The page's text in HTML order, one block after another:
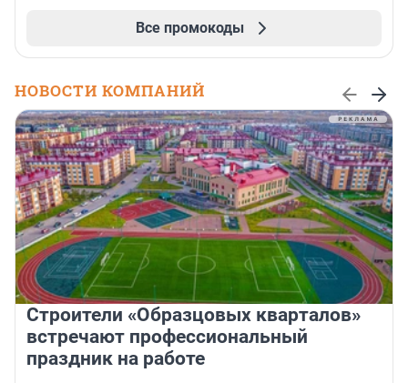
Все промокоды
НОВОСТИ КОМПАНИЙ
Строители «Образцовых кварталов»
встречают профессиональный
праздник на работе